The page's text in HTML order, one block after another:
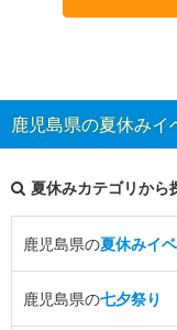
鹿児島県の夏休み
夏休みカテゴリから
鹿児島県の夏休みイ
鹿児島県の七夕祭り